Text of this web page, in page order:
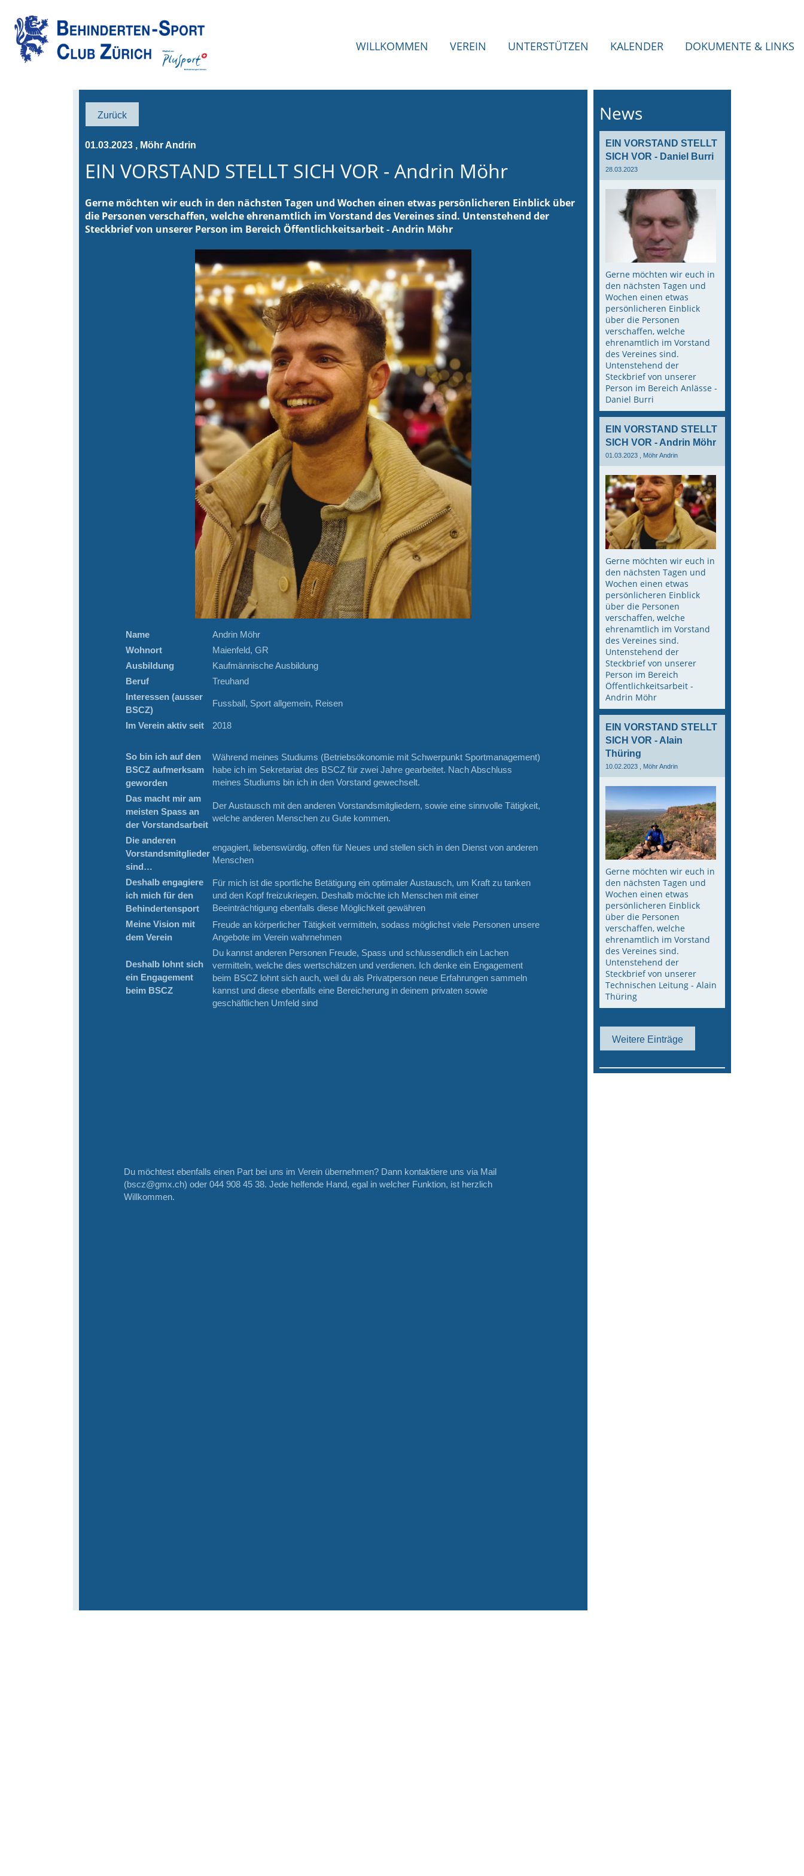
WILLKOMMEN VEREIN UNTERSTÜTZEN KALENDER DOKUMENTE & LINKS
Zurück
01.03.2023 , Möhr Andrin
EIN VORSTAND STELLT SICH VOR - Andrin Möhr
Gerne möchten wir euch in den nächsten Tagen und Wochen einen etwas persönlicheren Einblick über
die Personen verschaffen, welche ehrenamtlich im Vorstand des Vereines sind. Untenstehend der
Steckbrief von unserer Person im Bereich Öffentlichkeitsarbeit - Andrin Möhr
Name Andrin Möhr
Wohnort Maienfeld, GR
Ausbildung Kaufmännische Ausbildung
Beruf Treuhand
Interessen (ausser
BSCZ)
Fussball, Sport allgemein, Reisen
Im Verein aktiv seit 2018
So bin ich auf den
BSCZ aufmerksam
geworden
Während meines Studiums (Betriebsökonomie mit Schwerpunkt Sportmanagement)
habe ich im Sekretariat des BSCZ für zwei Jahre gearbeitet. Nach Abschluss
meines Studiums bin ich in den Vorstand gewechselt.
Das macht mir am
meisten Spass an
der Vorstandsarbeit
Der Austausch mit den anderen Vorstandsmitgliedern, sowie eine sinnvolle Tätigkeit,
welche anderen Menschen zu Gute kommen.
Die anderen
Vorstandsmitglieder
sind…
engagiert, liebenswürdig, offen für Neues und stellen sich in den Dienst von anderen
Menschen
Deshalb engagiere
ich mich für den
Behindertensport
Für mich ist die sportliche Betätigung ein optimaler Austausch, um Kraft zu tanken
und den Kopf freizukriegen. Deshalb möchte ich Menschen mit einer
Beeinträchtigung ebenfalls diese Möglichkeit gewähren
Meine Vision mit
dem Verein
Freude an körperlicher Tätigkeit vermitteln, sodass möglichst viele Personen unsere
Angebote im Verein wahrnehmen
Deshalb lohnt sich
ein Engagement
beim BSCZ
Du kannst anderen Personen Freude, Spass und schlussendlich ein Lachen
vermitteln, welche dies wertschätzen und verdienen. Ich denke ein Engagement
beim BSCZ lohnt sich auch, weil du als Privatperson neue Erfahrungen sammeln
kannst und diese ebenfalls eine Bereicherung in deinem privaten sowie
geschäftlichen Umfeld sind
Du möchtest ebenfalls einen Part bei uns im Verein übernehmen? Dann kontaktiere uns via Mail
(bscz@gmx.ch) oder 044 908 45 38. Jede helfende Hand, egal in welcher Funktion, ist herzlich
Willkommen.
News
EIN VORSTAND STELLT
SICH VOR - Daniel Burri
28.03.2023
Gerne möchten wir euch in
den nächsten Tagen und
Wochen einen etwas
persönlicheren Einblick
über die Personen
verschaffen, welche
ehrenamtlich im Vorstand
des Vereines sind.
Untenstehend der
Steckbrief von unserer
Person im Bereich Anlässe -
Daniel Burri
EIN VORSTAND STELLT
SICH VOR - Andrin Möhr
01.03.2023 , Möhr Andrin
Gerne möchten wir euch in
den nächsten Tagen und
Wochen einen etwas
persönlicheren Einblick
über die Personen
verschaffen, welche
ehrenamtlich im Vorstand
des Vereines sind.
Untenstehend der
Steckbrief von unserer
Person im Bereich
Öffentlichkeitsarbeit -
Andrin Möhr
EIN VORSTAND STELLT
SICH VOR - Alain
Thüring
10.02.2023 , Möhr Andrin
Gerne möchten wir euch in
den nächsten Tagen und
Wochen einen etwas
persönlicheren Einblick
über die Personen
verschaffen, welche
ehrenamtlich im Vorstand
des Vereines sind.
Untenstehend der
Steckbrief von unserer
Technischen Leitung - Alain
Thüring
Weitere Einträge